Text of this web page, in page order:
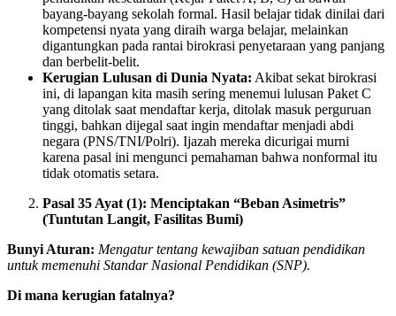
bayang-bayang sekolah formal. Hasil belajar tidak dinilai dari
kompetensi nyata yang diraih warga belajar, melainkan
digantungkan pada rantai birokrasi penyetaraan yang panjang
dan berbelit-belit.
Kerugian Lulusan di Dunia Nyata: Akibat sekat birokrasi
ini, di lapangan kita masih sering menemui lulusan Paket C
yang ditolak saat mendaftar kerja, ditolak masuk perguruan
tinggi, bahkan dijegal saat ingin mendaftar menjadi abdi
negara (PNS/TNI/Polri). Ijazah mereka dicurigai murni
karena pasal ini mengunci pemahaman bahwa nonformal itu
tidak otomatis setara.
Pasal 35 Ayat (1): Menciptakan “Beban Asimetris”
(Tuntutan Langit, Fasilitas Bumi)
Bunyi Aturan: Mengatur tentang kewajiban satuan pendidikan
untuk memenuhi Standar Nasional Pendidikan (SNP).
Di mana kerugian fatalnya?